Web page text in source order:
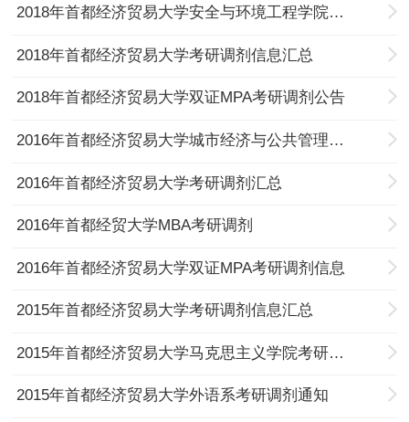
2018年首都经济贸易大学安全与环境工程学院接受研究生调剂信息
2018年首都经济贸易大学考研调剂信息汇总
2018年首都经济贸易大学双证MPA考研调剂公告
2016年首都经济贸易大学城市经济与公共管理学院考研调剂复试安排
2016年首都经济贸易大学考研调剂汇总
2016年首都经贸大学MBA考研调剂
2016年首都经济贸易大学双证MPA考研调剂信息
2015年首都经济贸易大学考研调剂信息汇总
2015年首都经济贸易大学马克思主义学院考研调剂通知
2015年首都经济贸易大学外语系考研调剂通知